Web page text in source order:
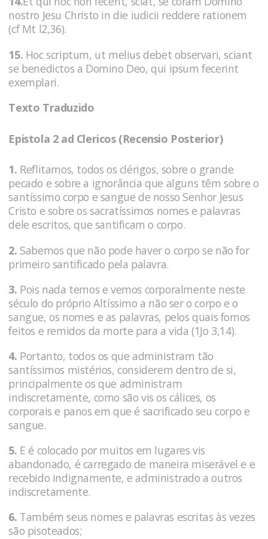
nostro Jesu Christo in die iudicii reddere rationem
(cf Mt l2,36).
15. Hoc scriptum, ut melius debet observari, sciant
se benedictos a Domino Deo, qui ipsum fecerint
exemplari.
Texto Traduzido
Epistola 2 ad Clericos (Recensio Posterior)
1. Reflitamos, todos os clérigos, sobre o grande
pecado e sobre a ignorância que alguns têm sobre o
santíssimo corpo e sangue de nosso Senhor Jesus
Cristo e sobre os sacratíssimos nomes e palavras
dele escritos, que santificam o corpo.
2. Sabemos que não pode haver o corpo se não for
primeiro santificado pela palavra.
3. Pois nada temos e vemos corporalmente neste
século do próprio Altíssimo a não ser o corpo e o
sangue, os nomes e as palavras, pelos quais fomos
feitos e remidos da morte para a vida (1Jo 3,14).
4. Portanto, todos os que administram tão
santíssimos mistérios, considerem dentro de si,
principalmente os que administram
indiscretamente, como são vis os cálices, os
corporais e panos em que é sacrificado seu corpo e
sangue.
5. E é colocado por muitos em lugares vis
abandonado, é carregado de maneira miserável e e
recebido indignamente, e administrado a outros
indiscretamente.
6. Também seus nomes e palavras escritas às vezes
são pisoteados;